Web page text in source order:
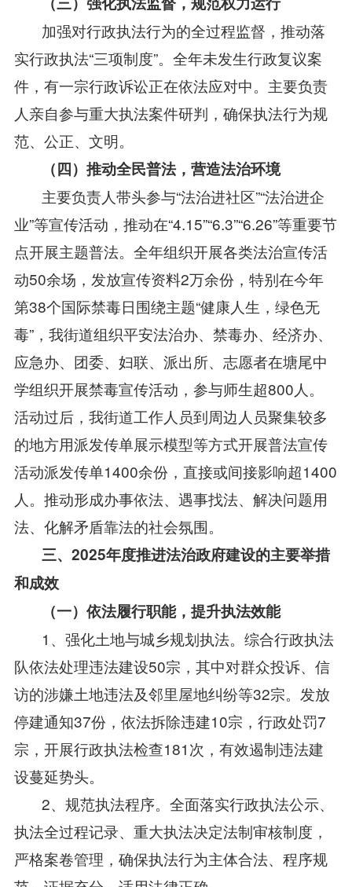
加强对行政执法行为的全过程监督，推动落
实行政执法“三项制度”。全年未发生行政复议案
件，有一宗行政诉讼正在依法应对中。主要负责
人亲自参与重大执法案件研判，确保执法行为规
范、公正、文明。
（四）推动全民普法，营造法治环境
主要负责人带头参与“法治进社区”“法治进企
业”等宣传活动，推动在“4.15”“6.3”“6.26”等重要节
点开展主题普法。全年组织开展各类法治宣传活
动50余场，发放宣传资料2万余份，特别在今年
第38个国际禁毒日围绕主题“健康人生，绿色无
毒”，我街道组织平安法治办、禁毒办、经济办、
应急办、团委、妇联、派出所、志愿者在塘尾中
学组织开展禁毒宣传活动，参与师生超800人。
活动过后，我街道工作人员到周边人员聚集较多
的地方用派发传单展示模型等方式开展普法宣传
活动派发传单1400余份，直接或间接影响超1400
人。推动形成办事依法、遇事找法、解决问题用
法、化解矛盾靠法的社会氛围。
三、2025年度推进法治政府建设的主要举措
和成效
（一）依法履行职能，提升执法效能
1、强化土地与城乡规划执法。综合行政执法
队依法处理违法建设50宗，其中对群众投诉、信
访的涉嫌土地违法及邻里屋地纠纷等32宗。发放
停建通知37份，依法拆除违建10宗，行政处罚7
宗，开展行政执法检查181次，有效遏制违法建
设蔓延势头。
2、规范执法程序。全面落实行政执法公示、
执法全过程记录、重大执法决定法制审核制度，
严格案卷管理，确保执法行为主体合法、程序规